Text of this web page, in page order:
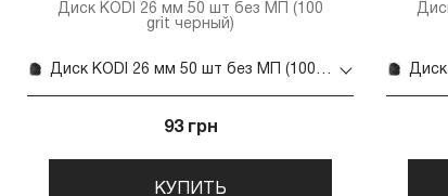
Диск KODI 26 мм 50 шт без МП (100
grit черный)
Диск KODI 26 мм 50 шт без МП (100 grit черный)
93 грн
КУПИТЬ